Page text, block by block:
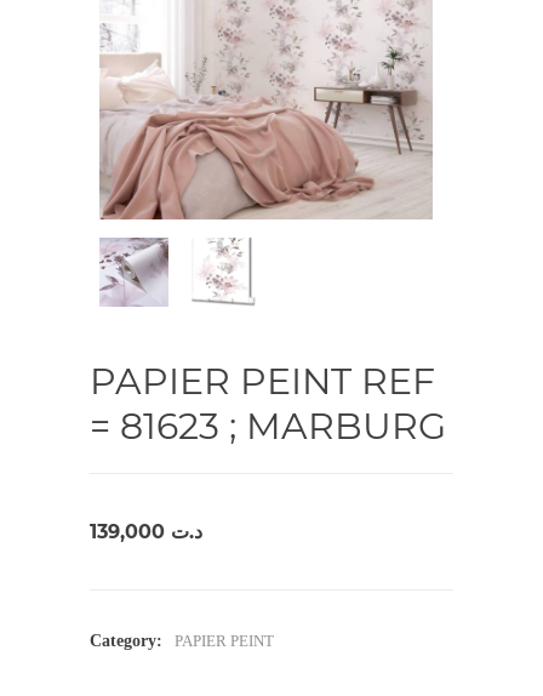
PAPIER PEINT REF
= 81623 ; MARBURG
د.ت
Category: PAPIER PEINT